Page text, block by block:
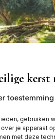
toestemming
gebruiken
je apparaat
met deze
kerst
water